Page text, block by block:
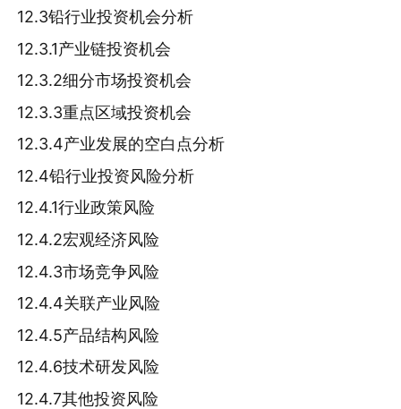
12.3铅行业投资机会分析
12.3.1产业链投资机会
12.3.2细分市场投资机会
12.3.3重点区域投资机会
12.3.4产业发展的空白点分析
12.4铅行业投资风险分析
12.4.1行业政策风险
12.4.2宏观经济风险
12.4.3市场竞争风险
12.4.4关联产业风险
12.4.5产品结构风险
12.4.6技术研发风险
12.4.7其他投资风险